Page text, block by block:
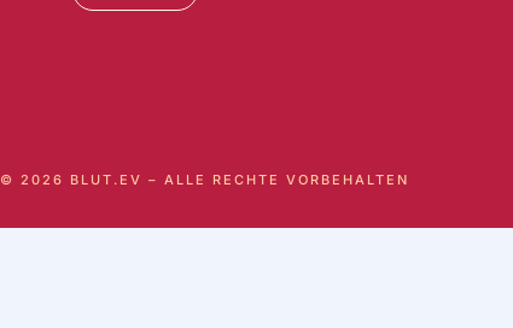
© 2026 BLUT.EV – ALLE RECHTE VORBEHALTEN